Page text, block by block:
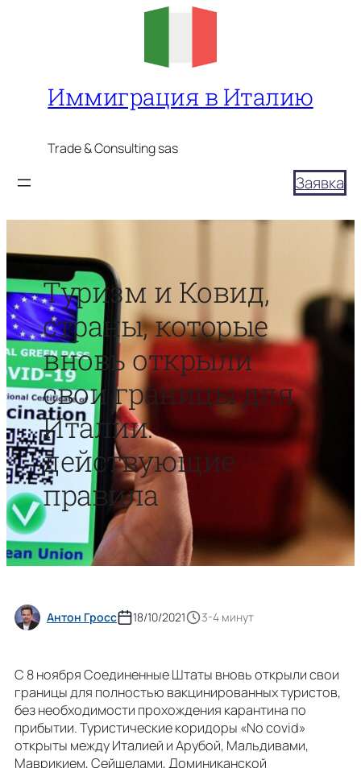
Иммиграция в Италию
Trade & Consulting sas
Заявка
Туризм и Ковид,
страны, которые
вновь открыли
свои границы для
Италии:
действующие
правила
Антон Гросс 18/10/2021 3-4 минут
С 8 ноября Соединенные Штаты вновь открыли свои
границы для полностью вакцинированных туристов,
без необходимости прохождения карантина по
прибытии. Туристические коридоры «No covid»
открыты между Италией и Арубой, Мальдивами,
Маврикием, Сейшелами, Доминиканской